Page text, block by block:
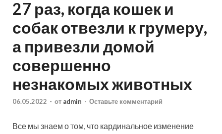
27 раз, когда кошек и
собак отвезли к грумеру,
а привезли домой
совершенно
незнакомых животных
06.05.2022 - от admin - Оставьте комментарий
Все мы знаем о том, что кардинальное изменение